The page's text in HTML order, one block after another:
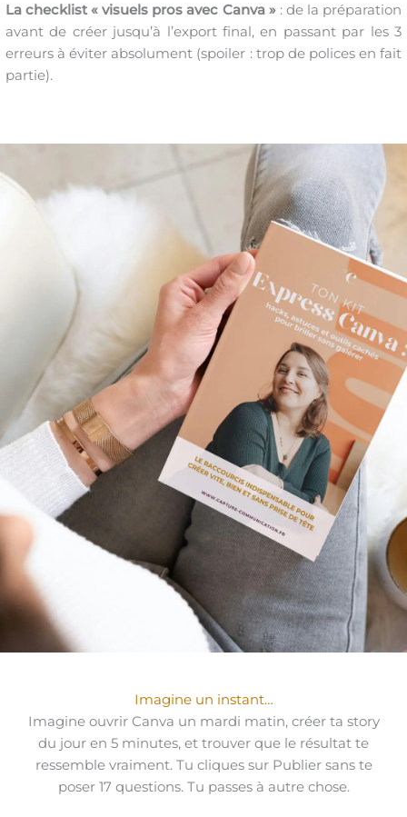
La checklist « visuels pros avec Canva »: de la préparation
avant de créer jusqu’à l’export final, en passant par les 3
erreurs à éviter absolument (spoiler : trop de polices en fait
partie).
Imagine un instant…
Imagine ouvrir Canva un mardi matin, créer ta story
du jour en 5 minutes, et trouver que le résultat te
ressemble vraiment. Tu cliques sur Publier sans te
poser 17 questions. Tu passes à autre chose.